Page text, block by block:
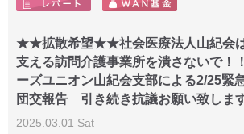
★★拡散希望★★社会医療法人山紀会
支える訪問介護事業所を潰さないで！
ーズユニオン山紀会支部による2/25緊
団交報告 引き続き抗議お願い致しま
2025.03.01 Sat